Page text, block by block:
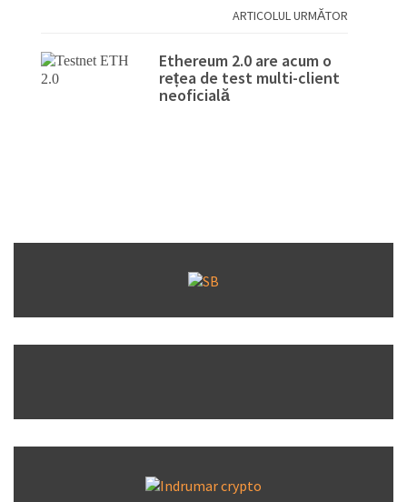
ARTICOLUL URMĂTOR
Ethereum 2.0 are acum o
rețea de test multi-client
neoficială